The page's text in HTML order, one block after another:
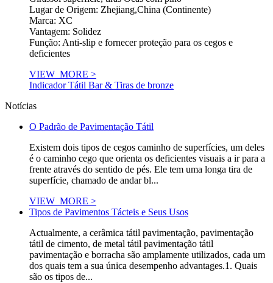
Lugar de Origem: Zhejiang,China (Continente)
Marca: XC
Vantagem: Solidez
Função: Anti-slip e fornecer proteção para os cegos e
deficientes
VIEW_MORE >
Indicador Tátil Bar & Tiras de bronze
Notícias
O Padrão de Pavimentação Tátil
Existem dois tipos de cegos caminho de superfícies, um deles
é o caminho cego que orienta os deficientes visuais a ir para a
frente através do sentido de pés. Ele tem uma longa tira de
superfície, chamado de andar bl...
VIEW_MORE >
Tipos de Pavimentos Tácteis e Seus Usos
Actualmente, a cerâmica tátil pavimentação, pavimentação
tátil de cimento, de metal tátil pavimentação tátil
pavimentação e borracha são amplamente utilizados, cada um
dos quais tem a sua única desempenho advantages.1. Quais
são os tipos de...